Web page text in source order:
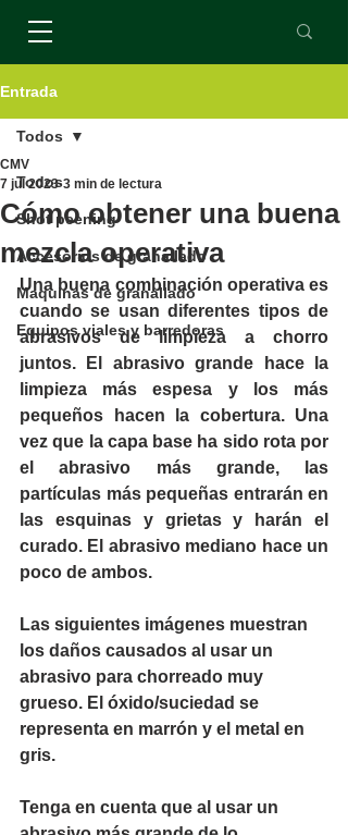
Entrada
Todos
Shot peening
Accesorios de granallado
Maquinas de granallado
Equipos viales y barredoras
Todos
Cómo obtener una buena
mezcla operativa
CMV
7 jul 2023 3 min de lectura
Una buena combinación operativa es
cuando se usan diferentes tipos de
abrasivos de limpieza a chorro
juntos. El abrasivo grande hace la
limpieza más espesa y los más
pequeños hacen la cobertura. Una
vez que la capa base ha sido rota por
el abrasivo más grande, las
partículas más pequeñas entrarán en
las esquinas y grietas y harán el
curado. El abrasivo mediano hace un
poco de ambos.
Las siguientes imágenes muestran
los daños causados ​​al usar un
abrasivo para chorreado muy
grueso. El óxido/suciedad se
representa en marrón y el metal en
gris.
Tenga en cuenta que al usar un